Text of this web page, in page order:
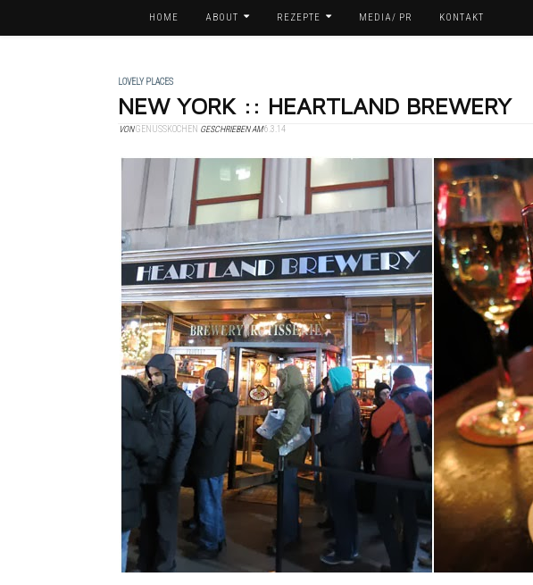
HOME ABOUT REZEPTE MEDIA/ PR KONTAKT
LOVELY PLACES
NEW YORK :: HEARTLAND BREWERY
VONGENUSSKOCHEN GESCHRIEBEN AM6.3.14